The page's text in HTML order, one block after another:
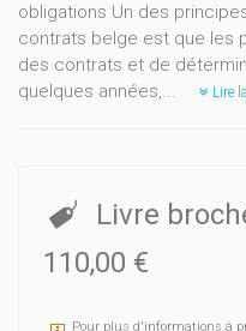
obligations Un des
contrats belge est que les
des contrats et de
quelques années,...
Lire
Livre
110,00 €
Pour plus d'informations à